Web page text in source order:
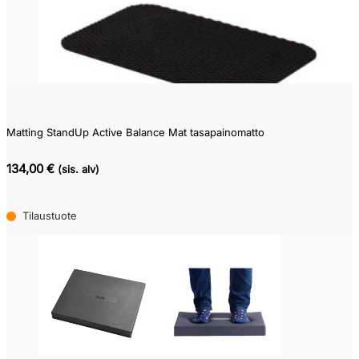
Matting StandUp Active Balance Mat tasapainomatto
134,00 € (sis. alv)
Tilaustuote